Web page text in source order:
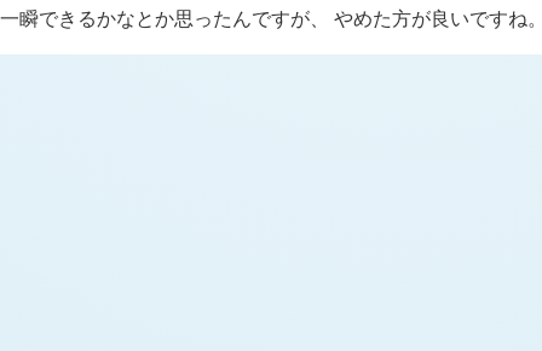
一瞬できるかなとか思ったんですが、 やめた方が良いですね